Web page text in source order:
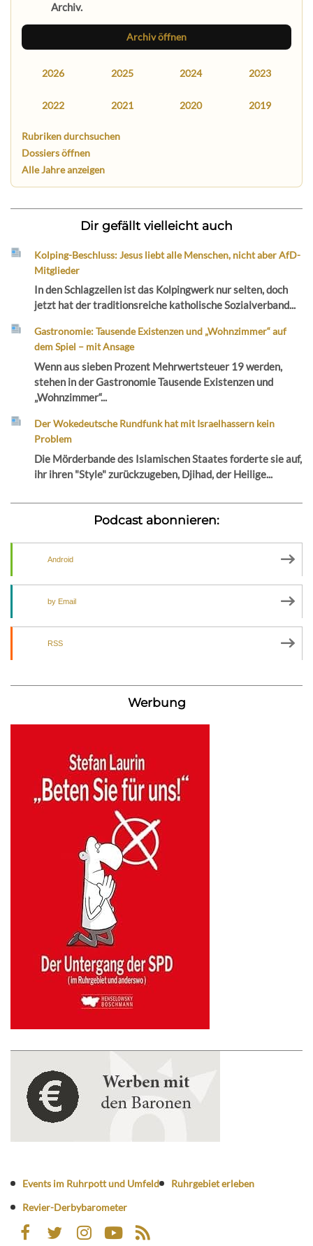
Archiv.
Archiv öffnen
2026 2025 2024 2023
2022 2021 2020 2019
Rubriken durchsuchen
Dossiers öffnen
Alle Jahre anzeigen
Dir gefällt vielleicht auch
Kolping-Beschluss: Jesus liebt alle Menschen, nicht aber AfD-
Mitglieder
In den Schlagzeilen ist das Kolpingwerk nur selten, doch
jetzt hat der traditionsreiche katholische Sozialverband...
Gastronomie: Tausende Existenzen und „Wohnzimmer“ auf
dem Spiel – mit Ansage
Wenn aus sieben Prozent Mehrwertsteuer 19 werden,
stehen in der Gastronomie Tausende Existenzen und
„Wohnzimmer“...
Der Wokedeutsche Rundfunk hat mit Israelhassern kein
Problem
Die Mörderbande des Islamischen Staates forderte sie auf,
ihr ihren "Style" zurückzugeben, Djihad, der Heilige...
Podcast abonnieren:
Android
by Email
RSS
Werbung
Events im Ruhrpott und Umfeld
Ruhrgebiet erleben
Revier-Derbybarometer